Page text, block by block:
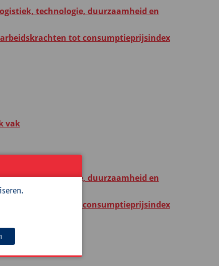
technologie, duurzaamheid en
tot consumptieprijsindex
vak
technologie, duurzaamheid en
tot consumptieprijsindex